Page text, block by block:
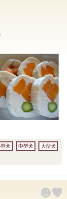
犬 中型犬 大型犬